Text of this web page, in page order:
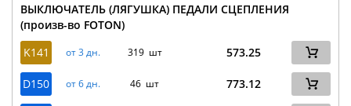
ВЫКЛЮЧАТЕЛЬ (ЛЯГУШКА) ПЕДАЛИ СЦЕПЛЕНИЯ
(произв-во FOTON)
K141
от 3 дн. 319 шт 573.25
D150 от 6 дн. 46 шт 773.12